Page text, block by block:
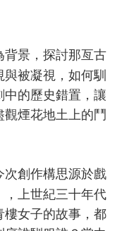
背景，探討那亙古
被凝視，如何馴
的歷史錯置，讓
煙花地土上的鬥
創作構思源於戲
上世紀三十年代
女子的故事，都